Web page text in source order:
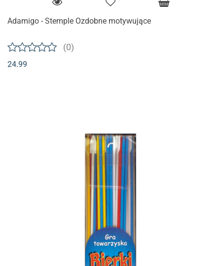
Adamigo - Stemple Ozdobne motywujące
(0)
24.99